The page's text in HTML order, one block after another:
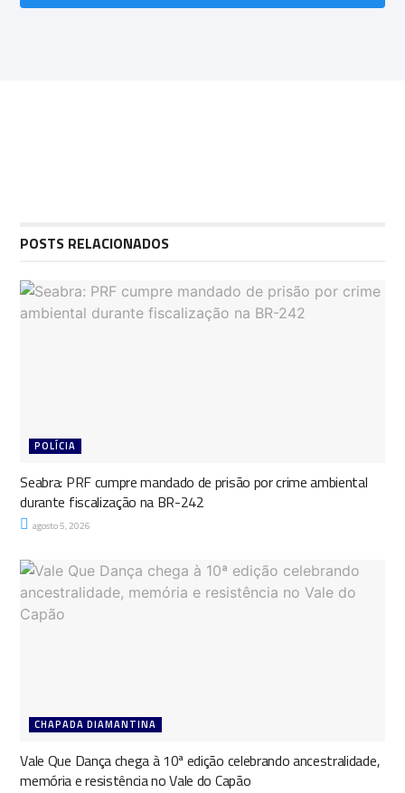
POSTS RELACIONADOS
POLÍCIA
Seabra: PRF cumpre mandado de prisão por crime ambiental
durante fiscalização na BR-242
agosto 5, 2026
CHAPADA DIAMANTINA
Vale Que Dança chega à 10ª edição celebrando ancestralidade,
memória e resistência no Vale do Capão